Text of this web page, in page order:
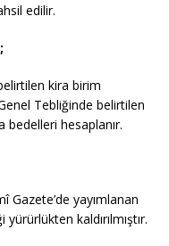
edilir.
kira birim
Tebliğinde belirtilen
bedelleri hesaplanır.
Gazete’de yayımlanan
kaldırılmıştır.